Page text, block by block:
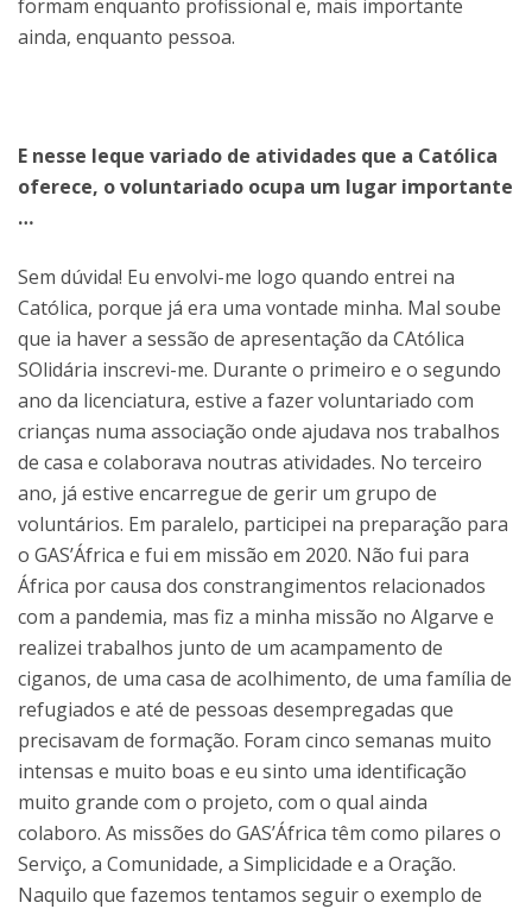
formam enquanto profissional e, mais importante
ainda, enquanto pessoa.
E nesse leque variado de atividades que a Católica
oferece, o voluntariado ocupa um lugar importante
…
Sem dúvida! Eu envolvi-me logo quando entrei na
Católica, porque já era uma vontade minha. Mal soube
que ia haver a sessão de apresentação da CAtólica
SOlidária inscrevi-me. Durante o primeiro e o segundo
ano da licenciatura, estive a fazer voluntariado com
crianças numa associação onde ajudava nos trabalhos
de casa e colaborava noutras atividades. No terceiro
ano, já estive encarregue de gerir um grupo de
voluntários. Em paralelo, participei na preparação para
o GAS’África e fui em missão em 2020. Não fui para
África por causa dos constrangimentos relacionados
com a pandemia, mas fiz a minha missão no Algarve e
realizei trabalhos junto de um acampamento de
ciganos, de uma casa de acolhimento, de uma família de
refugiados e até de pessoas desempregadas que
precisavam de formação. Foram cinco semanas muito
intensas e muito boas e eu sinto uma identificação
muito grande com o projeto, com o qual ainda
colaboro. As missões do GAS’África têm como pilares o
Serviço, a Comunidade, a Simplicidade e a Oração.
Naquilo que fazemos tentamos seguir o exemplo de